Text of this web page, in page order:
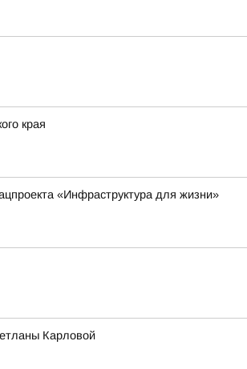
края
«Инфраструктура для жизни»
Карловой